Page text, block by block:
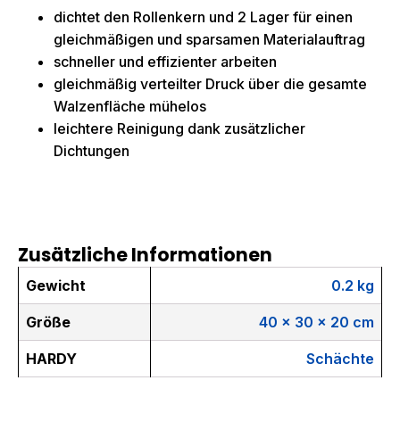
dichtet den Rollenkern und 2 Lager für einen
gleichmäßigen und sparsamen Materialauftrag
schneller und effizienter arbeiten
gleichmäßig verteilter Druck über die gesamte
Walzenfläche mühelos
leichtere Reinigung dank zusätzlicher
Dichtungen
Zusätzliche Informationen
Gewicht 0.2 kg
Größe 40 × 30 × 20 cm
HARDY Schächte